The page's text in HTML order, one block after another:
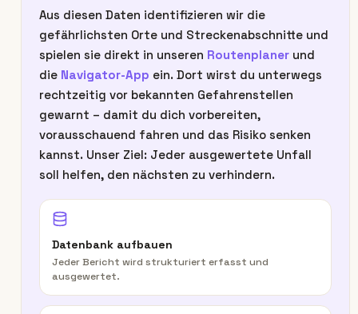
Aus diesen Daten identifizieren wir die
gefährlichsten Orte und Streckenabschnitte und
spielen sie direkt in unseren Routenplaner und
die Navigator-App ein. Dort wirst du unterwegs
rechtzeitig vor bekannten Gefahrenstellen
gewarnt – damit du dich vorbereiten,
vorausschauend fahren und das Risiko senken
kannst. Unser Ziel: Jeder ausgewertete Unfall
soll helfen, den nächsten zu verhindern.
Datenbank aufbauen
Jeder Bericht wird strukturiert erfasst und
ausgewertet.